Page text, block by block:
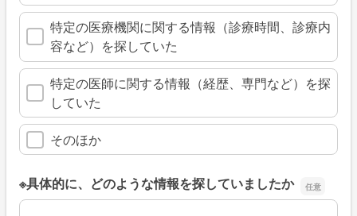
特定の医療機関に関する情報（診療時間、診療内
容など）を探していた
特定の医師に関する情報（経歴、専門など）を探
していた
そのほか
※具体的に、どのような情報を探していましたか
※具体的に、どのような情報を探していましたか